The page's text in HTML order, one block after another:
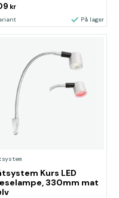
kr
På lager
Kurs LED
330mm mat